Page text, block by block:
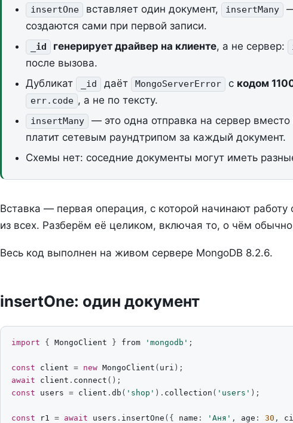
insertOne вставляет один документ, insertMany
создаются сами при первой записи.
_id генерирует драйвер на клиенте, а не сервер:
после вызова.
Дубликат
_id даёт MongoServerError с кодом
err.code , а не по тексту.
insertMany — это одна отправка на сервер вместо
платит сетевым раундтрипом за каждый документ.
Схемы нет: соседние документы могут иметь
Вставка — первая операция, с которой начинают работу
из всех. Разберём её целиком, включая то, о чём
Весь код выполнен на живом сервере MongoDB 8.2.6.
insertOne: один документ
import { MongoClient } from 'mongodb' ;
const client = new MongoClient ( uri );
await
client . connect ();
const
users = client . db ( 'shop' ). collection ( 'users' );
const r1 = await users . insertOne ({ name : 'Аня' , age : 30 ,